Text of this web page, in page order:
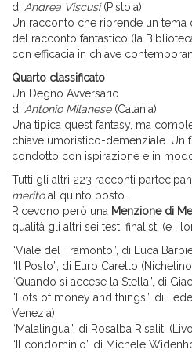
di Andrea Viscusi(Pistoia)
Un racconto che riprende un
del racconto fantastico (la
con efficacia in chiave
Quarto classificato
Un Degno Avversario
di Antonio Milanese(Catania)
Una tipica quest fantasy, ma
chiave umoristico-demenziale. Un
condotto con ispirazione e in
Tutti gli altri 223 racconti
meritoal quinto posto.
Ricevono però una Menzione di
qualità gli altri sei testi finalisti (e i
“Viale del Tramonto”, di Luca
“Il Posto”, di Euro Carello
“Quando si accese la Stella”, di
“Lots of money and things”, di
Venezia),
“Malalingua”, di Rosalba Risaliti
“Il condominio” di Michele